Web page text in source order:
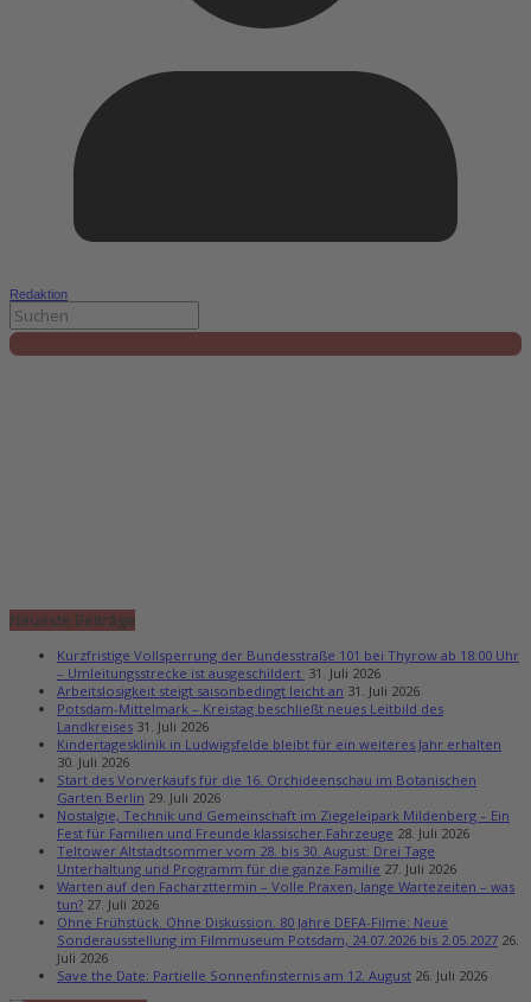
Redaktion
Neueste Beiträge
Kurzfristige Vollsperrung der Bundesstraße 101 bei Thyrow ab 18:00 Uhr
– Umleitungsstrecke ist ausgeschildert 31. Juli 2026
Arbeitslosigkeit steigt saisonbedingt leicht an 31. Juli 2026
Potsdam-Mittelmark – Kreistag beschließt neues Leitbild des
Landkreises 31. Juli 2026
Kindertagesklinik in Ludwigsfelde bleibt für ein weiteres Jahr erhalten
30. Juli 2026
Start des Vorverkaufs für die 16. Orchideenschau im Botanischen
Garten Berlin 29. Juli 2026
Nostalgie, Technik und Gemeinschaft im Ziegeleipark Mildenberg – Ein
Fest für Familien und Freunde klassischer Fahrzeuge 28. Juli 2026
Teltower Altstadtsommer vom 28. bis 30. August: Drei Tage
Unterhaltung und Programm für die ganze Familie 27. Juli 2026
Warten auf den Facharzttermin – Volle Praxen, lange Wartezeiten – was
tun? 27. Juli 2026
Ohne Frühstück. Ohne Diskussion. 80 Jahre DEFA-Filme: Neue
Sonderausstellung im Filmmuseum Potsdam, 24.07.2026 bis 2.05.2027 26.
Juli 2026
Save the Date: Partielle Sonnenfinsternis am 12. August 26. Juli 2026